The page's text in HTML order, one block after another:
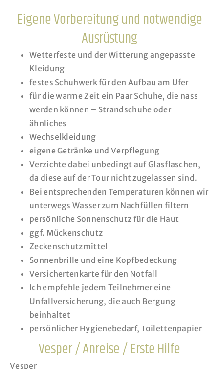
Eigene Vorbereitung und notwendige
Ausrüstung
Wetterfeste und der Witterung angepasste
Kleidung
festes Schuhwerk für den Aufbau am Ufer
für die warme Zeit ein Paar Schuhe, die nass
werden können – Strandschuhe oder
ähnliches
Wechselkleidung
eigene Getränke und Verpflegung
Verzichte dabei unbedingt auf Glasflaschen,
da diese auf der Tour nicht zugelassen sind.
Bei entsprechenden Temperaturen können wir
unterwegs Wasser zum Nachfüllen filtern
persönliche Sonnenschutz für die Haut
ggf. Mückenschutz
Zeckenschutzmittel
Sonnenbrille und eine Kopfbedeckung
Versichertenkarte für den Notfall
Ich empfehle jedem Teilnehmer eine
Unfallversicherung, die auch Bergung
beinhaltet
persönlicher Hygienebedarf, Toilettenpapier
Vesper / Anreise / Erste Hilfe
Vesper